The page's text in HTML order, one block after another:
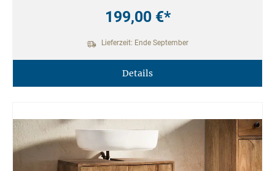
199,00 €*
Lieferzeit: Ende September
Details